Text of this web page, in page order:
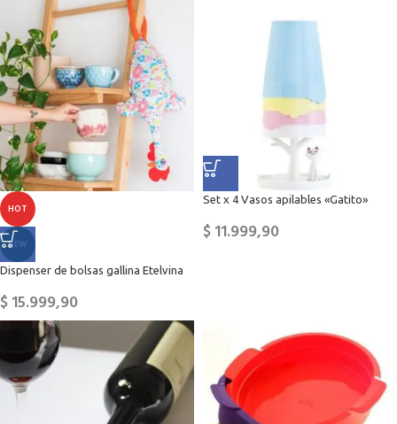
HOT
NEW
Dispenser de bolsas gallina Etelvina
$15.999,90
Set x 4 Vasos apilables «Gatito»
$11.999,90